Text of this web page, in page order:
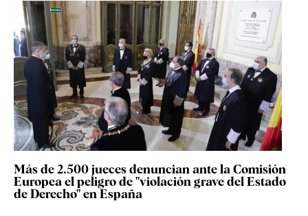
Más de 2.500 jueces denuncian ante la Comisión
Europea el peligro de "violación grave del Estado
de Derecho" en España